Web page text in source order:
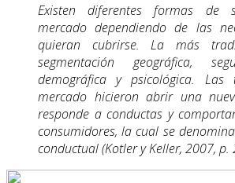
Existen diferentes formas de
mercado dependiendo de las
quieran cubrirse. La más
segmentación geográfica,
demográfica y psicológica. Las
mercado hicieron abrir una
responde a conductas y
consumidores, la cual se
conductual (Kotler y Keller, 2007, p.